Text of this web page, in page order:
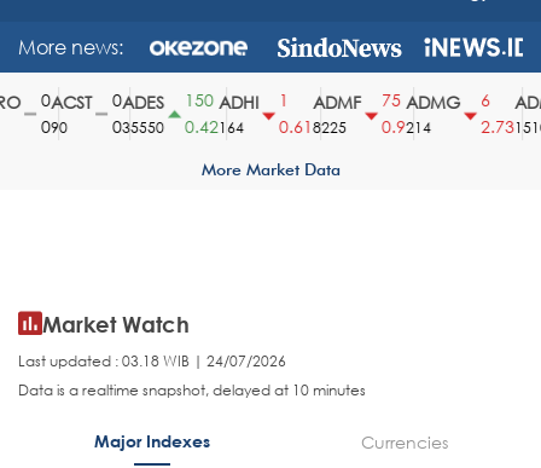
More news:
ACST
90
ADES
35550
150
0.42
ADHI
164
0.61
ADMF
8225
75
0.9
ADMG
214
2.731510
More Market Data
Market Watch
Last updated : 03.18 WIB | 24/07/2026
Data is a realtime snapshot, delayed at 10 minutes
Major Indexes Currencies